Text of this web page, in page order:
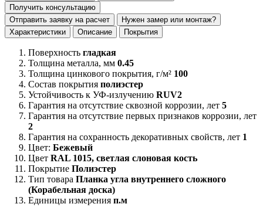
Получить консультацию
Отправить заявку на расчет
Нужен замер или монтаж?
Характеристики
Описание Покрытия
Поверхность гладкая
Толщина металла, мм 0.45
Толщина цинкового покрытия, г/м² 100
Состав покрытия полиэстер
Устойчивость к УФ-излучению RUV2
Гарантия на отсутствие сквозной коррозии, лет 5
Гарантия на отсутствие первых признаков коррозии, лет
2
Гарантия на сохранность декоративных свойств, лет 1
Цвет: Бежевый
Цвет RAL 1015, светлая слоновая кость
Покрытие Полиэстер
Тип товара Планка угла внутреннего сложного
(Корабельная доска)
Единицы измерения п.м